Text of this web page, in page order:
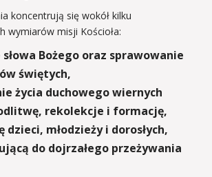
koncentrują się wokół kilku
wymiarów misji Kościoła:
słowa Bożego oraz sprawowanie
świętych,
życia duchowego wiernych
rekolekcje i formację,
dzieci, młodzieży i dorosłych,
do dojrzałego przeżywania